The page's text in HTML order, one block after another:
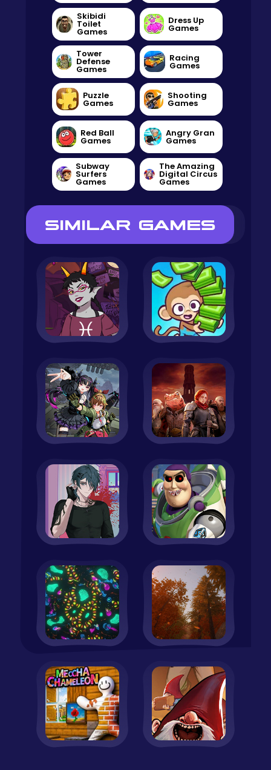
Skibidi
Toilet
Games
Dress Up
Games
Tower
Defense
Games
Racing
Games
Puzzle
Games
Shooting
Games
Red Ball
Games
Angry Gran
Games
Subway
Surfers
Games
The Amazing
Digital Circus
Games
SIMILAR GAMES